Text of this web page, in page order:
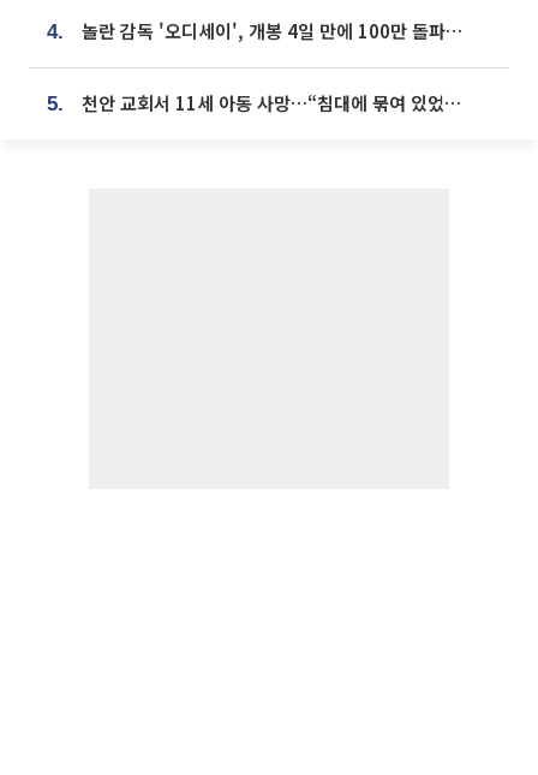
4. 놀란 감독 '오디세이', 개봉 4일 만에 100만 돌파⋯'왕사남' 보다 빠르다
5. 천안 교회서 11세 아동 사망…“침대에 묶여 있었다” 진술 확보